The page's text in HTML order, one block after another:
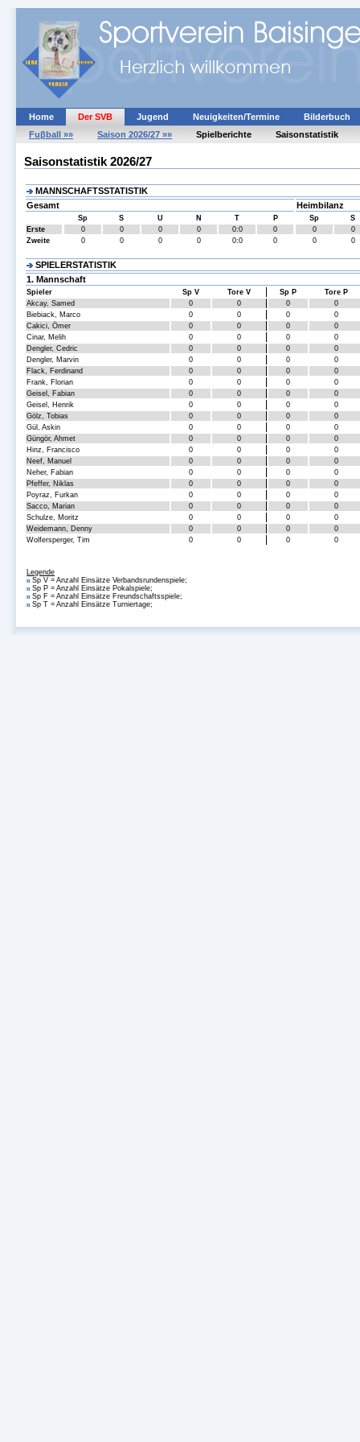
Home Der SVB Jugend Neuigkeiten/Termine
Bilderbuch
Fuβball »»
Saison 2026/27 »» Spielberichte Saisonstatistik
Saisonstatistik 2026/27
MANNSCHAFTSSTATISTIK
Gesamt
Heimbilanz
Sp S U N T P Sp
S
Erste
0 0 0 0 0:0 0 0
0
Zweite
0 0 0 0 0:0 0 0 0
SPIELERSTATISTIK
1. Mannschaft
Spieler Sp V Tore V Sp P
Tore P
Akcay, Samed
0 0 0
0
Biebiack, Marco
0 0 0
0
Cakici, Ömer
0 0 0
0
Cinar, Melih
0 0 0
0
Dengler, Cedric
0 0 0
0
Dengler, Marvin
0 0 0
0
Flack, Ferdinand
0 0 0
0
Frank, Florian
0 0 0
0
Geisel, Fabian
0 0 0
0
Geisel, Henrik
0 0 0
0
Gölz, Tobias
0 0 0
0
Gül, Askin
0 0 0
0
Güngör, Ahmet
0 0 0
0
Hinz, Francisco
0 0 0
0
Neef, Manuel
0 0 0
0
Neher, Fabian
0 0 0
0
Pfeffer, Niklas
0 0 0
0
Poyraz, Furkan
0 0 0
0
Sacco, Marian
0 0 0
0
Schulze, Moritz
0 0 0
0
Weidemann, Denny
0 0 0
0
Wolfersperger, Tim
0 0 0 0
Legende
nSp V = Anzahl Einsätze Verbandsrundenspiele;
nSp P = Anzahl Einsätze Pokalspiele;
nSp F = Anzahl Einsätze Freundschaftsspiele;
nSp T = Anzahl Einsätze Turniertage;